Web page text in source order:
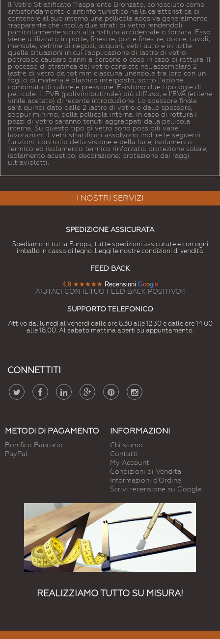
Il Vetro Stratificato Trasparente Bronzato, conosciuto come
antisfondamento e antinfortunistico ha la caratteristica di
contenere al suo interno una pellicola adesiva generalmente
trasparente che incolla due strati di vetro rendendoli
particolarmente sicuri alla rottura accidentale o forzata. Esso
viene utilizzato in porte, finestre, porte finestre, docce, tavoli,
mensole, vetrine di negozi, acquari, vetri auto e in tutte
quelle situazioni in cui l'applicazione di lastre di vetro
potrebbe causare danni a persone o cose in caso di rottura. Il
processo di stratifica del vetro consiste nell'assemblare 2
lastre di vetro da tot mm ciascuna unendole tra loro con un
foglio di materiale plastico interposto, sotto l’azione
combinata di calore e pressione. Esistono due tipologie di
pellicole: il PVB (polivinilbutirrale) più diffuso, e l’EVA (etilene
vinile acetato) di recente introduzione. Lo spessore finale
sarà quindi dato dalle 2 lastre di vetro e dallo spessore,
seppur minimo, della pellicola interna. In caso di rottura i
pezzi di vetro saranno tenuti aggrappati dalla pellicola
interna. Su questo tipo di vetro sono possibili varie
lavorazioni. I vetri stratificati assolvono inoltre le seguenti
funzioni: controllo della visione e della luce; isolamento
termico ed isolamento termico rinforzato; protezione solare;
isolamento acustico; decorazione; protezione dai raggi
ultravioletti.
I NOSTRI SERVIZI
SPEDIZIONE ASSICURATA
Spediamo in tutta Europa, tutte spedizioni assicurate e con ogni
imballo in cassa di legno. Leggi le nostre condizioni di vendita
FEED BACK
4,9 ★★★★★ Recensioni Googl e
AIUTACI CON IL TUO FEED BACK POSITIVO!!
SUPPORTO TELEFONICO
Attivo dal lunedì al venerdì dalle ore 8.30 alle 12.30 e dalle ore 14.00
alle 18.00. Al sabato mattina aperti su appuntamento.
CONNETTITI
METODI DI PAGAMENTO
Bonifico Bancario
PayPal
INFORMAZIONI
Chi siamo
Contatti
My Account
Condizioni di Vendita
Informazioni d'Ordine
Scrivi recensione su Google
REALIZZIAMO TUTTO SU MISURA!